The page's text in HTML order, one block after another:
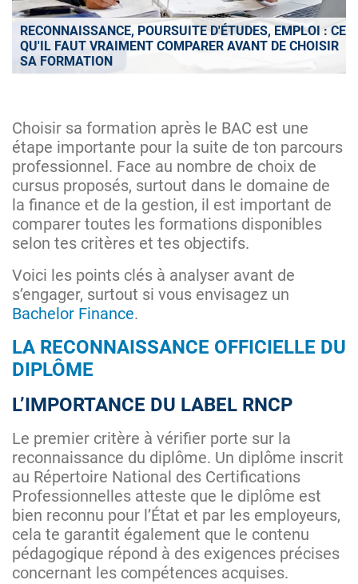
RECONNAISSANCE, POURSUITE D'ÉTUDES, EMPLOI : CE
QU'IL FAUT VRAIMENT COMPARER AVANT DE CHOISIR
SA FORMATION
Choisir sa formation après le BAC est une
étape importante pour la suite de ton parcours
professionnel. Face au nombre de choix de
cursus proposés, surtout dans le domaine de
la finance et de la gestion, il est important de
comparer toutes les formations disponibles
selon tes critères et tes objectifs.
Voici les points clés à analyser avant de
s’engager, surtout si vous envisagez un
Bachelor Finance.
LA RECONNAISSANCE OFFICIELLE DU
DIPLÔME
L’IMPORTANCE DU LABEL RNCP
Le premier critère à vérifier porte sur la
reconnaissance du diplôme. Un diplôme inscrit
au Répertoire National des Certifications
Professionnelles atteste que le diplôme est
bien reconnu pour l’État et par les employeurs,
cela te garantit également que le contenu
pédagogique répond à des exigences précises
concernant les compétences acquises.